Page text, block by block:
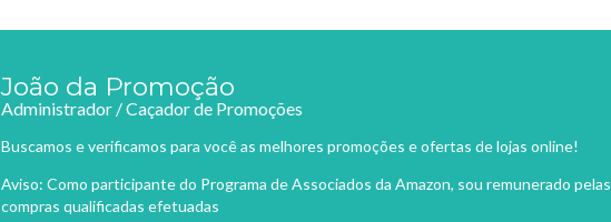
João da Promoção
Administrador / Caçador de Promoções
Buscamos e verificamos para você as melhores promoções e ofertas de lojas online!
Aviso: Como participante do Programa de Associados da Amazon, sou remunerado pelas
compras qualificadas efetuadas